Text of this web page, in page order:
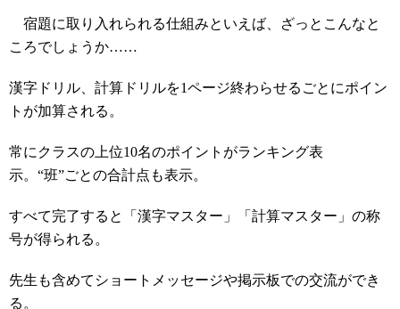
宿題に取り入れられる仕組みといえば、ざっとこんなと
ころでしょうか……
漢字ドリル、計算ドリルを1ページ終わらせるごとにポイン
トが加算される。
常にクラスの上位10名のポイントがランキング表
示。“班”ごとの合計点も表示。
すべて完了すると「漢字マスター」「計算マスター」の称
号が得られる。
先生も含めてショートメッセージや掲示板での交流ができ
る。